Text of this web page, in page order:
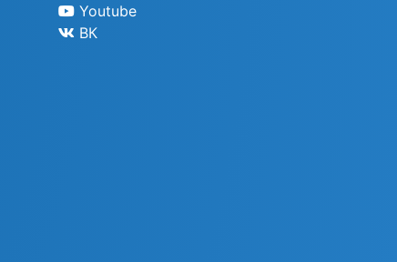
Youtube
ВК